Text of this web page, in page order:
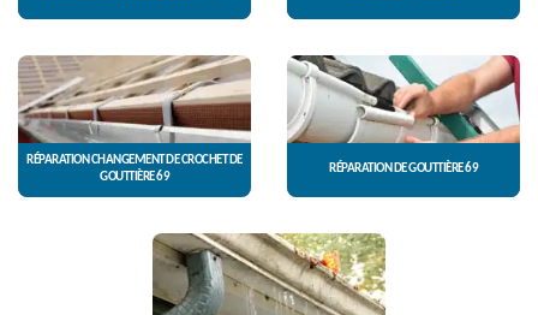
RÉPARATION CHANGEMENT DE CROCHET DE
GOUTTIÈRE 69
RÉPARATION DE GOUTTIÈRE 69